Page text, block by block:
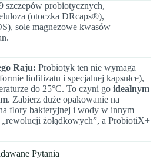
szczepów probiotycznych,
(otoczka DRcaps®),
sole magnezowe kwasów
Raju: Probiotyk ten nie wymaga
liofilizatu i specjalnej kapsułce),
do 25°C. To czyni go idealnym
. Zabierz duże opakowanie na
flory bakteryjnej i wody w innym
żołądkowych”, a ProbiotiX+
Pytania